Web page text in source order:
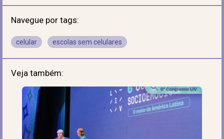
Navegue por tags:
celular escolas sem celulares
Veja também: